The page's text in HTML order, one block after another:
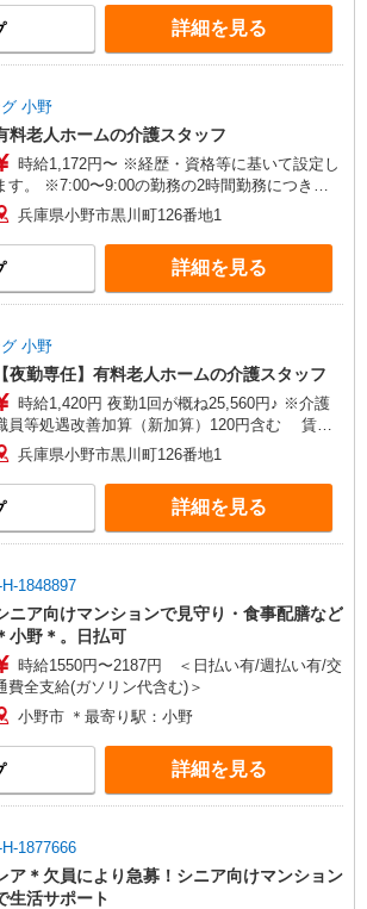
は6,000円 介護職員等処遇改善加算（新加
）：20,200円／月 ※賃金改善実施期間：2025年
2026年8月 ◆別途支給 資格手当：介護福祉
残業なし） ◆月収例 月収251,200円 （介護福祉士
資格取得後の実務経験3年／夜勤5回の場合）
詳細を見る
小野
料老人ホームの介護スタッフ
時給1,172円〜 ※経歴・資格等に基いて設定し
す。 ※7:00〜9:00の勤務の2時間勤務につき、
出手当（500円/回）付与。 ※介護職員等処遇改
加算（新加算）120円含む ※賃金改善実施期
：2025年7月〜2026年8月
兵庫県小野市黒川町126番地1
詳細を見る
小野
【夜勤専任】有料老人ホームの介護スタッフ
時給1,420円 夜勤1回が概ね25,560円♪ ※介護
員等処遇改善加算（新加算）120円含む 賃金
善実施期間：2025年7月〜2026年8月
兵庫県小野市黒川町126番地1
詳細を見る
1848897
ニア向けマンションで見守り・食事配膳など
小野＊。日払可
時給1550円〜2187円 ＜日払い有/週払い有/交
費全支給(ガソリン代含む)＞
小野市 ＊最寄り駅：小野
詳細を見る
1877666
ア＊欠員により急募！シニア向けマンション
生活サポート